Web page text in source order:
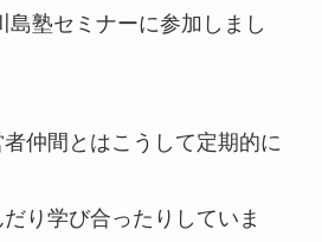
島塾セミナーに参加しまし
仲間とはこうして定期的に
り学び合ったりしていま